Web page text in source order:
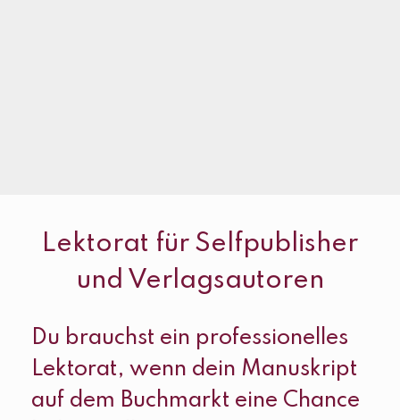
Lektorat für Selfpublisher
und Verlagsautoren
Du brauchst ein professionelles
Lektorat, wenn dein Manuskript
auf dem Buchmarkt eine Chance